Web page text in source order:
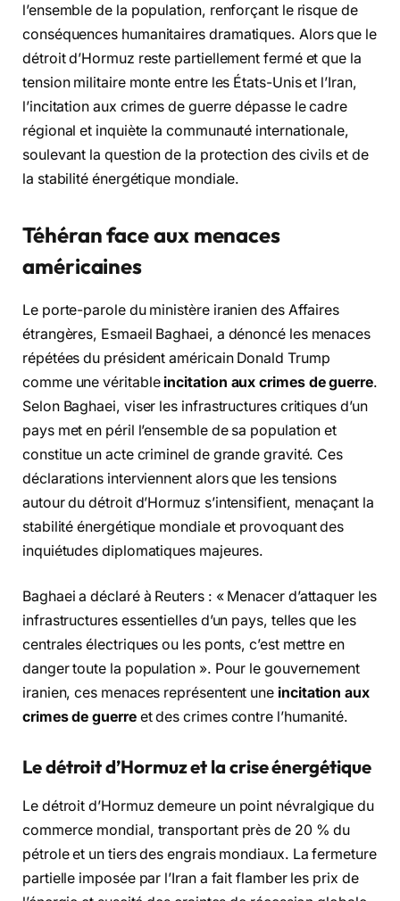
l’ensemble de la population, renforçant le risque de
conséquences humanitaires dramatiques. Alors que le
détroit d’Hormuz reste partiellement fermé et que la
tension militaire monte entre les États-Unis et l’Iran,
l’incitation aux crimes de guerre dépasse le cadre
régional et inquiète la communauté internationale,
soulevant la question de la protection des civils et de
la stabilité énergétique mondiale.
Téhéran face aux menaces
américaines
Le porte-parole du ministère iranien des Affaires
étrangères, Esmaeil Baghaei, a dénoncé les menaces
répétées du président américain Donald Trump
comme une véritable incitation aux crimes de guerre.
Selon Baghaei, viser les infrastructures critiques d’un
pays met en péril l’ensemble de sa population et
constitue un acte criminel de grande gravité. Ces
déclarations interviennent alors que les tensions
autour du détroit d’Hormuz s’intensifient, menaçant la
stabilité énergétique mondiale et provoquant des
inquiétudes diplomatiques majeures.
Baghaei a déclaré à Reuters : « Menacer d’attaquer les
infrastructures essentielles d’un pays, telles que les
centrales électriques ou les ponts, c’est mettre en
danger toute la population ». Pour le gouvernement
iranien, ces menaces représentent une incitation aux
crimes de guerreet des crimes contre l’humanité.
Le détroit d’Hormuz et la crise énergétique
Le détroit d’Hormuz demeure un point névralgique du
commerce mondial, transportant près de 20 % du
pétrole et un tiers des engrais mondiaux. La fermeture
partielle imposée par l’Iran a fait flamber les prix de